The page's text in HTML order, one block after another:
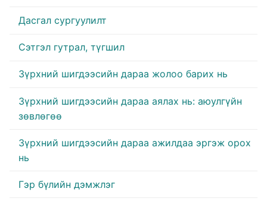
Дасгал сургуулилт
Сэтгэл гутрал, түгшил
Зүрхний шигдээсийн дараа жолоо барих нь
Зүрхний шигдээсийн дараа аялах нь: аюулгүйн
зөвлөгөө
Зүрхний шигдээсийн дараа ажилдаа эргэж орох
нь
Гэр бүлийн дэмжлэг